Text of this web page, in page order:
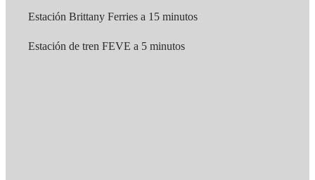
Estación Brittany Ferries a 15 minutos
Estación de tren FEVE a 5 minutos